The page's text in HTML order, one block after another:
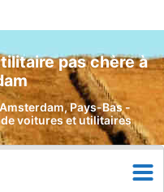
pas chère à
Pays-Bas -
voitures et utilitaires